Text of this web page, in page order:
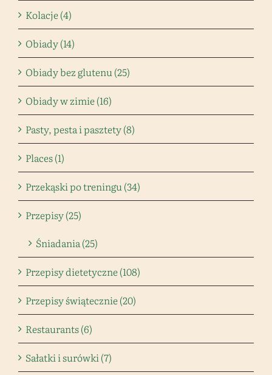
Kolacje (4)
Obiady (14)
Obiady bez glutenu (25)
Obiady w zimie (16)
Pasty, pesta i pasztety (8)
Places (1)
Przekąski po treningu (34)
Przepisy (25)
Śniadania (25)
Przepisy dietetyczne (108)
Przepisy świątecznie (20)
Restaurants (6)
Sałatki i surówki (7)